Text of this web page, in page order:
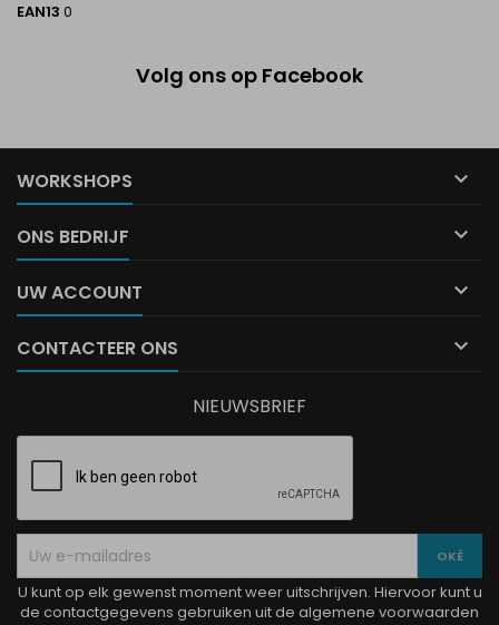
EAN13 0
Volg ons op Facebook
WORKSHOPS 
ONS BEDRIJF 
UW ACCOUNT 
CONTACTEER ONS 
NIEUWSBRIEF
U kunt op elk gewenst moment weer uitschrijven. Hiervoor kunt u
de contactgegevens gebruiken uit de algemene voorwaarden